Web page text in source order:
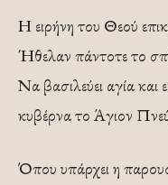
Η ειρήνη του Θεού
Ήθελαν πάντοτε το
Να βασιλεύει αγία και
κυβέρνα το Άγιον
Όπου υπάρχει η